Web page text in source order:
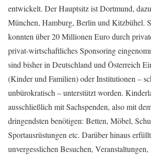
entwickelt. Der Hauptsitz ist Dortmund,
München, Hamburg, Berlin und Kitzbühel.
konnten über 20 Millionen Euro durch
privat-wirtschaftliches Sponsoring
sind bisher in Deutschland und Österreich
(Kinder und Familien) oder Institutionen –
unbürokratisch – unterstützt worden.
ausschließlich mit Sachspenden, also mit
dringendsten benötigen: Betten, Möbel,
Sportausrüstungen etc. Darüber hinaus
unvergesslichen Besuchen, Veranstaltungen,